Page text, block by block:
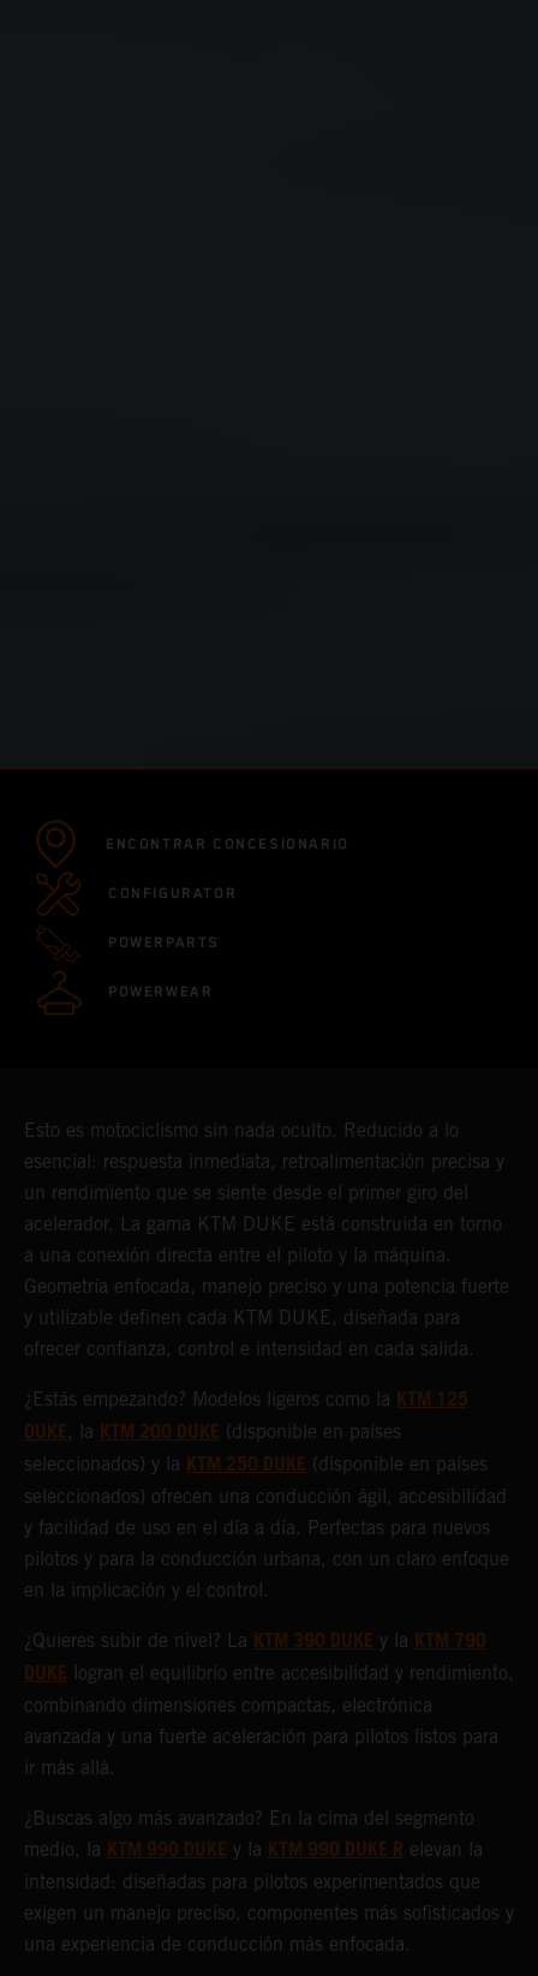
ENCONTRAR CONCESIONARIO
CONFIGURATOR
POWERPARTS
POWERWEAR
Esto es motociclismo sin nada oculto. Reducido a lo
esencial: respuesta inmediata, retroalimentación precisa y
un rendimiento que se siente desde el primer giro del
acelerador. La gama KTM DUKE está construida en torno
a una conexión directa entre el piloto y la máquina.
Geometría enfocada, manejo preciso y una potencia fuerte
y utilizable definen cada KTM DUKE, diseñada para
ofrecer confianza, control e intensidad en cada salida.
¿Estás empezando? Modelos ligeros como la KTM 125
DUKE, la KTM 200 DUKE (disponible en países
seleccionados) y la KTM 250 DUKE (disponible en países
seleccionados) ofrecen una conducción ágil, accesibilidad
y facilidad de uso en el día a día. Perfectas para nuevos
pilotos y para la conducción urbana, con un claro enfoque
en la implicación y el control.
¿Quieres subir de nivel? La KTM 390 DUKE y la KTM 790
DUKE logran el equilibrio entre accesibilidad y rendimiento,
combinando dimensiones compactas, electrónica
avanzada y una fuerte aceleración para pilotos listos para
ir más allá.
¿Buscas algo más avanzado? En la cima del segmento
medio, la KTM 990 DUKE y la KTM 990 DUKE R elevan la
intensidad: diseñadas para pilotos experimentados que
exigen un manejo preciso, componentes más sofisticados y
una experiencia de conducción más enfocada.